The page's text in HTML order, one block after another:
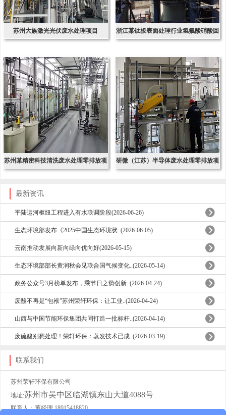
苏州大族激光光伏废水处理项目 浙江某钛板表面处理行业氢氟酸硝酸回
苏州某精密科技清洗废水处理零排放项 研微（江苏）半导体废水处理零排放项
最新资讯
平陆运河枢纽工程进入有水联调阶段(2026-06-26)
生态环境部发布《2025中国生态环境状..(2026-06-05)
云南推动发展向新向绿向优向好(2026-05-15)
生态环境部部长黄润秋会见联合国气候变化..(2026-05-14)
政务公众号3月榜单发布，乘节日之势创新..(2026-04-24)
废酸不再是“包袱”苏州荣轩环保：让工业..(2026-04-24)
山西与中国节能环保集团共同打造一批标杆..(2026-04-14)
废硫酸别愁处理！荣轩环保：蒸发技术已成..(2026-03-19)
联系我们
苏州荣轩环保有限公司
地址:苏州市吴中区临湖镇东山大道4088号
联系人：董经理 18915418820